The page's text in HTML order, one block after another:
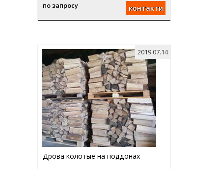
по запросу контакти
Дрова колотые на поддонах
2019.07.14